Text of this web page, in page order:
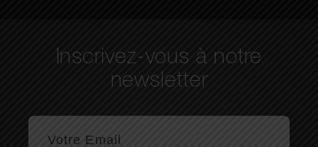
Inscrivez-vous à notre
newsletter